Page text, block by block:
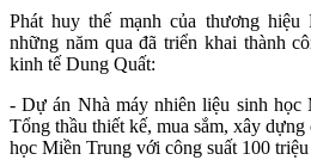
Phát huy thế mạnh của thương hiệu
những năm qua đã triển khai thành
kinh tế Dung Quất:
- Dự án Nhà máy nhiên liệu sinh học
Tổng thầu thiết kế, mua sắm, xây
học Miền Trung với công suất 100